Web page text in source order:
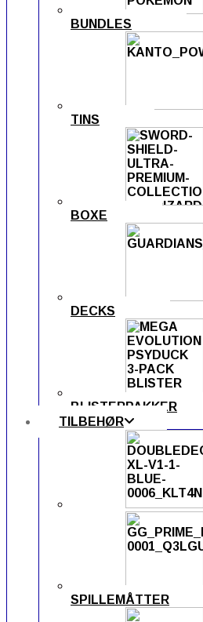
BUNDLES
TINS
BOXE
DECKS
BLISTERPAKKER
TILBEHØR
SPILLEMÅTTER